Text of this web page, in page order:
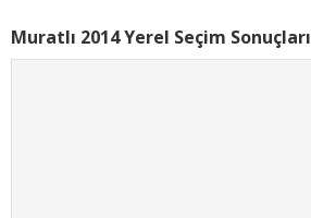
Muratlı 2014 Yerel Seçim Sonuçları